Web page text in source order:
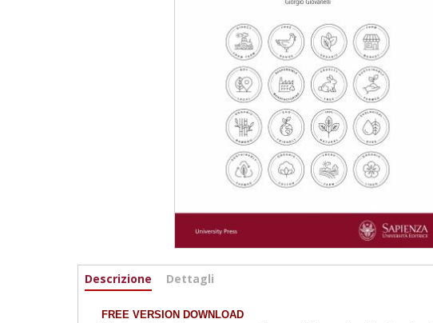
Informazioni
Descrizione (active
Dettagli
FREE VERSION DOWNLOAD